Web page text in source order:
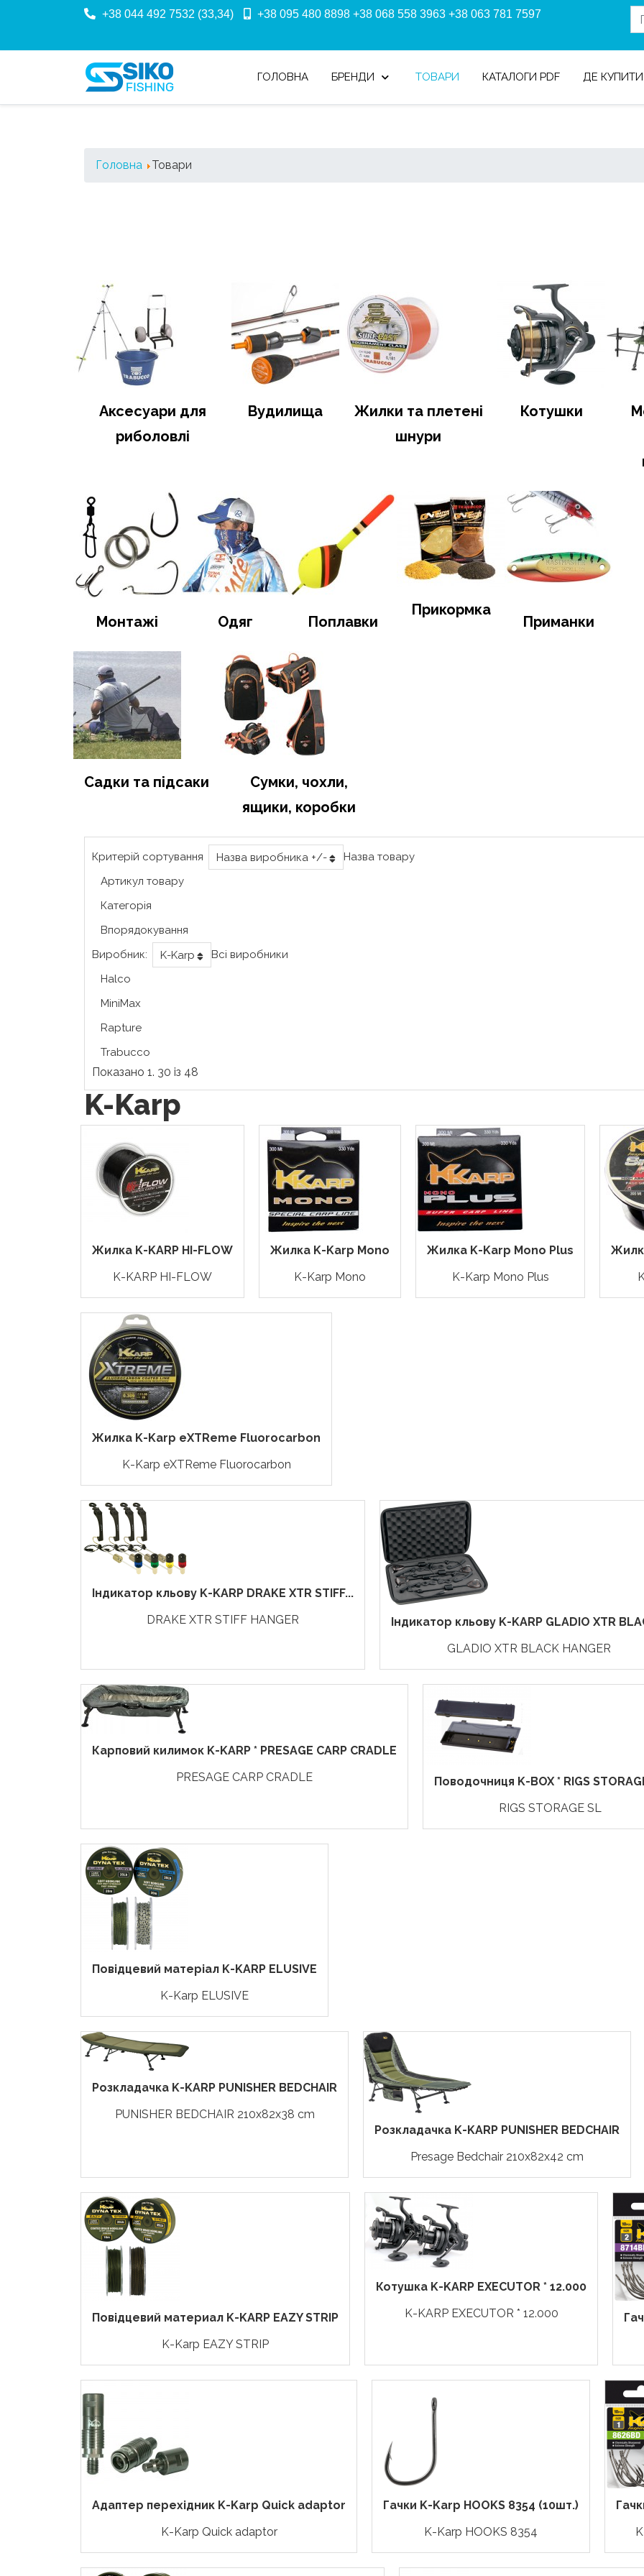
+38 044 492 7532 (33,34) +38 095 480 8898 +38 068 558 3963 +38 063 781 7597
ГОЛОВНА БРЕНДИ ТОВАРИ КАТАЛОГИ PDF ДЕ КУПИТИ
Головна Товари
Аксесуари для
риболовлі
Вудилища
Жилки та плетені
шнури
Котушки
Монтажі Одяг Поплавки
Прикормка
Приманки
Садки та підсаки
Сумки, чохли,
ящики, коробки
Критерій сортування Назва виробника +/-
Назва товару
Артикул товару
Категорія
Впорядокування
Виробник:
K-Karp
Всі виробники
Halco
MiniMax
Rapture
Trabucco
Показано 1. 30 із 48
K-Karp
Жилка K-KARP HI-FLOW
K-KARP HI-FLOW
Жилка K-Karp Mono
K-Karp Mono
Жилка K-Karp Mono Plus
K-Karp Mono Plus
Жилка K-Karp eXTReme Fluorocarbon
K-Karp eXTReme Fluorocarbon
Індикатор кльову K-KARP DRAKE XTR STIFF...
DRAKE XTR STIFF HANGER
Індикатор кльову K-KARP GLADIO XTR
GLADIO XTR BLACK HANGER
Карповий килимок K-KARP * PRESAGE CARP CRADLE
PRESAGE CARP CRADLE
Поводочниця K-BOX * RIGS
RIGS STORAGE SL
Повідцевий матеріал K-KARP ELUSIVE
K-Karp ELUSIVE
Розкладачка K-KARP PUNISHER BEDCHAIR
PUNISHER BEDCHAIR 210x82x38 cm
Розкладачка K-KARP PUNISHER BEDCHAIR
Presage Bedchair 210x82x42 cm
Повідцевий материал K-KARP EAZY STRIP
K-Karp EAZY STRIP
Котушка K-KARP EXECUTOR * 12.000
K-KARP EXECUTOR * 12.000
Адаптер перехідник K-Karp Quick adaptor
K-Karp Quick adaptor
Гачки K-Karp HOOKS 8354 (10шт.)
K-Karp HOOKS 8354